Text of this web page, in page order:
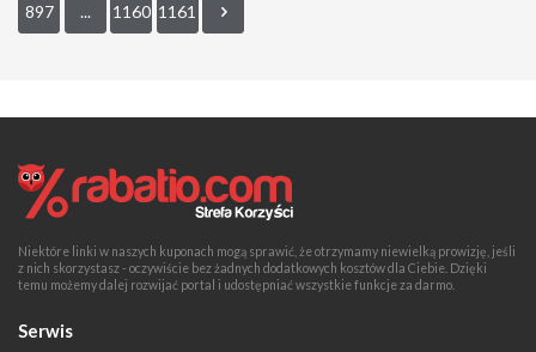
897 ... 1160 1161
Niektóre linki w naszych kuponach mogą sprawić, że otrzymamy niewielką prowizję, jeśli
z nich skorzystasz - oczywiście bez żadnych dodatkowych kosztów dla Ciebie. Dzięki
temu możemy dalej rozwijać portal i udostępniać wszystkie funkcje za darmo.
Serwis